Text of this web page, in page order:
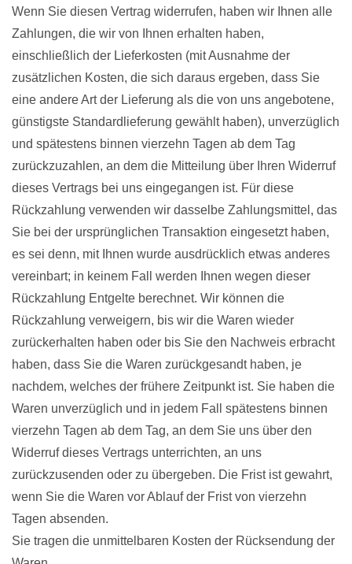
Wenn Sie diesen Vertrag widerrufen, haben wir Ihnen alle
Zahlungen, die wir von Ihnen erhalten haben,
einschließlich der Lieferkosten (mit Ausnahme der
zusätzlichen Kosten, die sich daraus ergeben, dass Sie
eine andere Art der Lieferung als die von uns angebotene,
günstigste Standardlieferung gewählt haben), unverzüglich
und spätestens binnen vierzehn Tagen ab dem Tag
zurückzuzahlen, an dem die Mitteilung über Ihren Widerruf
dieses Vertrags bei uns eingegangen ist. Für diese
Rückzahlung verwenden wir dasselbe Zahlungsmittel, das
Sie bei der ursprünglichen Transaktion eingesetzt haben,
es sei denn, mit Ihnen wurde ausdrücklich etwas anderes
vereinbart; in keinem Fall werden Ihnen wegen dieser
Rückzahlung Entgelte berechnet. Wir können die
Rückzahlung verweigern, bis wir die Waren wieder
zurückerhalten haben oder bis Sie den Nachweis erbracht
haben, dass Sie die Waren zurückgesandt haben, je
nachdem, welches der frühere Zeitpunkt ist. Sie haben die
Waren unverzüglich und in jedem Fall spätestens binnen
vierzehn Tagen ab dem Tag, an dem Sie uns über den
Widerruf dieses Vertrags unterrichten, an uns
zurückzusenden oder zu übergeben. Die Frist ist gewahrt,
wenn Sie die Waren vor Ablauf der Frist von vierzehn
Tagen absenden.
Sie tragen die unmittelbaren Kosten der Rücksendung der